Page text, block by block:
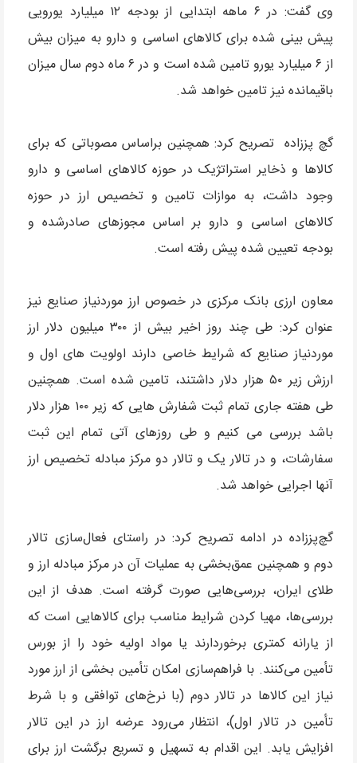
وی گفت: در ۶ ماهه ابتدایی از بودجه ۱۲ میلیارد یورویی
پیش بینی شده برای کالاهای اساسی و دارو به میزان بیش
از ۶ میلیارد یورو تامین شده است و در ۶ ماه دوم سال میزان
باقیمانده نیز تامین خواهد شد.
گچ پززاده تصریح کرد: همچنین براساس مصوباتی که برای
کالاها و ذخایر استراتژیک در حوزه کالاهای اساسی و دارو
وجود داشت، به موازات تامین و تخصیص ارز در حوزه
کالاهای اساسی و دارو بر اساس مجوزهای صادرشده و
بودجه تعیین شده پیش رفته است.
معاون ارزی بانک مرکزی در خصوص ارز موردنیاز صنایع نیز
عنوان کرد: طی چند روز اخیر بیش از ۳۰۰ میلیون دلار ارز
موردنیاز صنایع که شرایط خاصی دارند اولویت های اول و
ارزش زیر ۵۰ هزار دلار داشتند، تامین شده است. همچنین
طی هفته جاری تمام ثبت شفارش هایی که زیر ۱۰۰ هزار دلار
باشد بررسی می کنیم و طی روزهای آتی تمام این ثبت
سفارشات، و در تالار یک و تالار دو مرکز مبادله تخصیص ارز
آنها اجرایی خواهد شد.
گچ‌پززاده در ادامه تصریح کرد: در راستای فعال‌سازی تالار
دوم و همچنین عمق‌بخشی به عملیات آن در مرکز مبادله ارز و
طلای ایران، بررسی‌هایی صورت گرفته است. هدف از این
بررسی‌ها، مهیا کردن شرایط مناسب برای کالاهایی است که
از یارانه کمتری برخوردارند یا مواد اولیه خود را از بورس
تأمین می‌کنند. با فراهم‌سازی امکان تأمین بخشی از ارز مورد
نیاز این کالاها در تالار دوم (با نرخ‌های توافقی و با شرط
تأمین در تالار اول)، انتظار می‌رود عرضه ارز در این تالار
افزایش یابد. این اقدام به تسهیل و تسریع برگشت ارز برای